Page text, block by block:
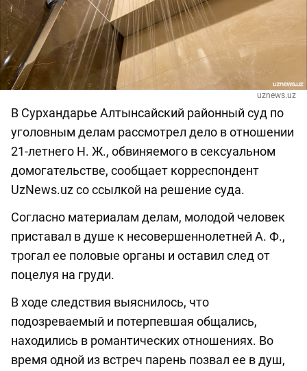
uznews.uz
В Сурхандарье Алтынсайский районный суд по
уголовным делам рассмотрел дело в отношении
21-летнего Н. Ж., обвиняемого в сексуальном
домогательстве, сообщает корреспондент
UzNews.uz со ссылкой на решение суда.
Согласно материалам делам, молодой человек
приставал в душе к несовершеннолетней А. Ф.,
трогал ее половые органы и оставил след от
поцелуя на груди.
В ходе следствия выяснилось, что
подозреваемый и потерпевшая общались,
находились в романтических отношениях. Во
время одной из встреч парень позвал ее в душ,